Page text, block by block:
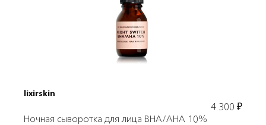
В корзину
lixirskin
4 300 ₽
Ночная сыворотка для лица BHA/AHA 10%